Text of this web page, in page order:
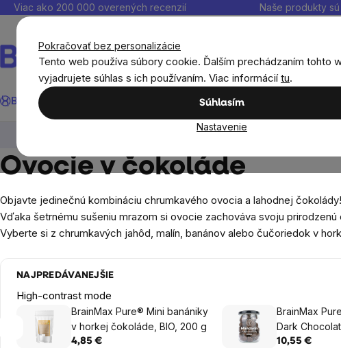
Pokračovať bez personalizácie
Tento web používa súbory cookie. Ďalším prechádzaním tohto
vyjadrujete súhlas s ich používaním. Viac informácií tu.
Súhlasím
Nastavenie
PrejsťViac ako 200 000 overených recenzií Naše produkty
Hľadať
BrainMax® Výživové doplnky
Sladké snacky a slané krekry
Ovocie v čokoláde
Objavte jedinečnú kombináciu chrumkavého ovocia a lahodnej
Vďaka šetrnému sušeniu mrazom si ovocie zachováva svoju
Vyberte si z chrumkavých jahôd, malín, banánov alebo čučoriedok v
NAJPREDÁVANEJŠIE
High-contrast mode
BrainMax Pure® Mini banániky
v horkej čokoláde, BIO, 200 g
4,85 €
BrainMax
Dark
mandarínky v
10,55 €